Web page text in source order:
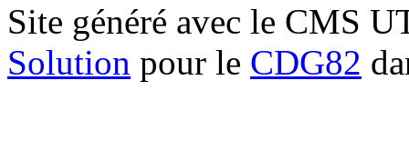
Site généré avec le CMS
Solution pour le CDG82